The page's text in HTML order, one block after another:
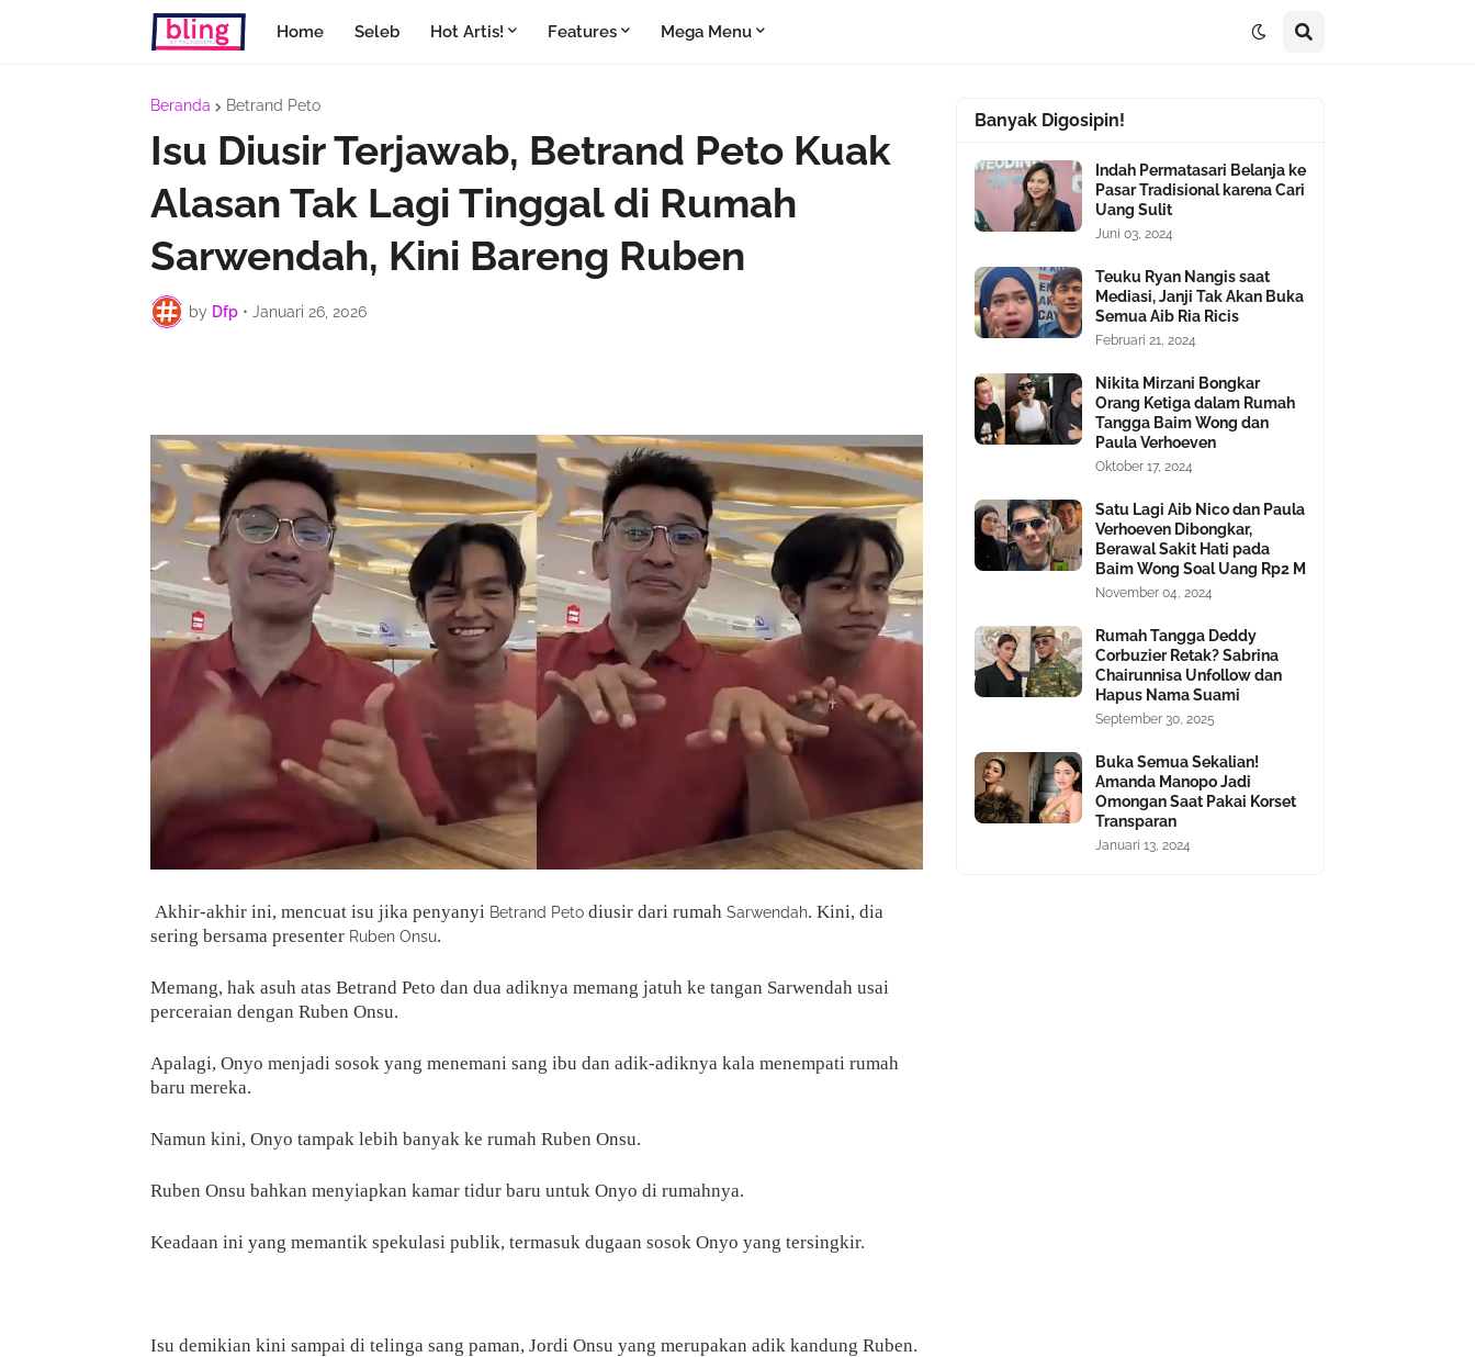
Home Seleb Hot Artis! Features Mega Menu
Beranda Betrand Peto
Isu Diusir Terjawab, Betrand Peto Kuak
Alasan Tak Lagi Tinggal di Rumah
Sarwendah, Kini Bareng Ruben
by Dfp • Januari 26, 2026
Akhir-akhir ini, mencuat isu jika penyanyi Betrand Peto diusir dari rumah Sarwendah. Kini, dia
sering bersama presenter Ruben Onsu.
Memang, hak asuh atas Betrand Peto dan dua adiknya memang jatuh ke tangan Sarwendah usai
perceraian dengan Ruben Onsu.
Apalagi, Onyo menjadi sosok yang menemani sang ibu dan adik-adiknya kala menempati rumah
baru mereka.
Namun kini, Onyo tampak lebih banyak ke rumah Ruben Onsu.
Ruben Onsu bahkan menyiapkan kamar tidur baru untuk Onyo di rumahnya.
Keadaan ini yang memantik spekulasi publik, termasuk dugaan sosok Onyo yang tersingkir.
Isu demikian kini sampai di telinga sang paman, Jordi Onsu yang merupakan adik kandung Ruben.
Banyak Digosipin!
Indah Permatasari Belanja ke
Pasar Tradisional karena Cari
Uang Sulit
Juni 03, 2024
Teuku Ryan Nangis saat
Mediasi, Janji Tak Akan Buka
Semua Aib Ria Ricis
Februari 21, 2024
Nikita Mirzani Bongkar
Orang Ketiga dalam Rumah
Tangga Baim Wong dan
Paula Verhoeven
Oktober 17, 2024
Satu Lagi Aib Nico dan Paula
Verhoeven Dibongkar,
Berawal Sakit Hati pada
Baim Wong Soal Uang Rp2 M
November 04, 2024
Rumah Tangga Deddy
Corbuzier Retak? Sabrina
Chairunnisa Unfollow dan
Hapus Nama Suami
September 30, 2025
Buka Semua Sekalian!
Amanda Manopo Jadi
Omongan Saat Pakai Korset
Transparan
Januari 13, 2024